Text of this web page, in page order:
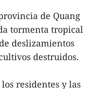
de Quang
tormenta tropical
deslizamientos
destruidos.
residentes y las